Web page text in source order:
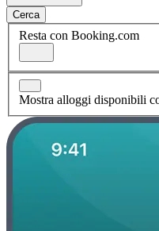
Cerca
Resta con Booking.com
Mostra alloggi disponibili